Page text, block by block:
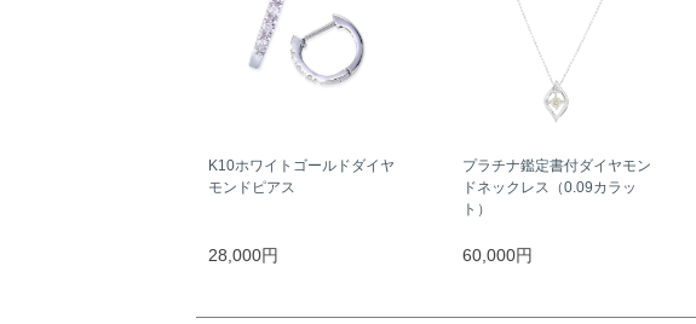
K10ホワイトゴールドダイヤ
モンドピアス
28,000円
プラチナ鑑定書付ダイヤモン
ドネックレス（0.09カラッ
ト）
60,000円